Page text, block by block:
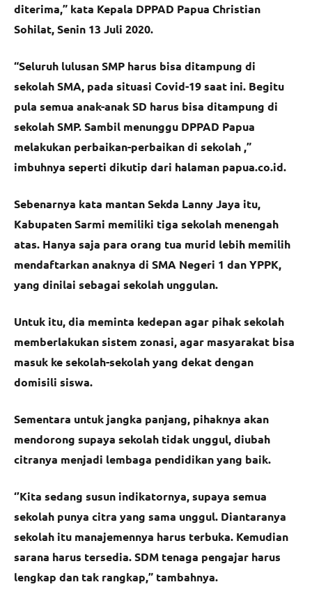
diterima,” kata Kepala DPPAD Papua Christian
Sohilat, Senin 13 Juli 2020.
“Seluruh lulusan SMP harus bisa ditampung di
sekolah SMA, pada situasi Covid-19 saat ini. Begitu
pula semua anak-anak SD harus bisa ditampung di
sekolah SMP. Sambil menunggu DPPAD Papua
melakukan perbaikan-perbaikan di sekolah ,”
imbuhnya seperti dikutip dari halaman papua.co.id.
Sebenarnya kata mantan Sekda Lanny Jaya itu,
Kabupaten Sarmi memiliki tiga sekolah menengah
atas. Hanya saja para orang tua murid lebih memilih
mendaftarkan anaknya di SMA Negeri 1 dan YPPK,
yang dinilai sebagai sekolah unggulan.
Untuk itu, dia meminta kedepan agar pihak sekolah
memberlakukan sistem zonasi, agar masyarakat bisa
masuk ke sekolah-sekolah yang dekat dengan
domisili siswa.
Sementara untuk jangka panjang, pihaknya akan
mendorong supaya sekolah tidak unggul, diubah
citranya menjadi lembaga pendidikan yang baik.
‘’Kita sedang susun indikatornya, supaya semua
sekolah punya citra yang sama unggul. Diantaranya
sekolah itu manajemennya harus terbuka. Kemudian
sarana harus tersedia. SDM tenaga pengajar harus
lengkap dan tak rangkap,” tambahnya.